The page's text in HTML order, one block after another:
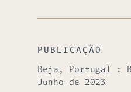
PUBLICAÇÃO
Beja, Portugal :
Junho de 2023